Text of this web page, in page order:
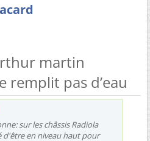
martin
remplit pas d’eau
sur les châssis Radiola
d'être en niveau haut pour